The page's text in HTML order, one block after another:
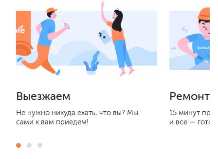
Выезжаем
Не нужно никуда ехать, что вы? Мы
сами к вам приедем!
15 минут
и все —